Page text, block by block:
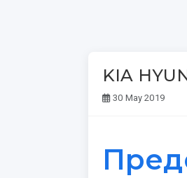
KIA
30 May 2019